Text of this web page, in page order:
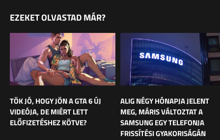
EZEKET OLVASTAD MÁR?
TÖK JÓ, HOGY JÖN A GTA 6 ÚJ
VIDEÓJA, DE MIÉRT LETT
ELŐFIZETÉSHEZ KÖTVE?
ALIG NÉGY HÓNAPJA JELENT
MEG, MÁRIS VÁLTOZTAT A
SAMSUNG EGY TELEFONJA
FRISSÍTÉSI GYAKORISÁGÁN